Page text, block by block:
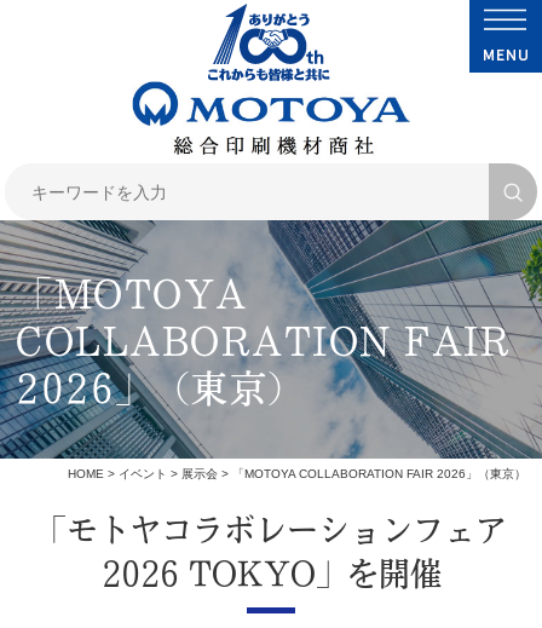
「MOTOYA
COLLABORATION FAIR
2026」（東京）
HOME> イベント > 展示会> 「MOTOYA COLLABORATION FAIR 2026」（東京）
「モトヤコラボレーションフェア
2026 TOKYO」を開催